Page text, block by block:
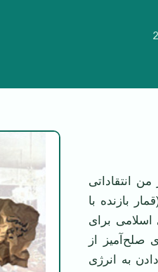
از من انتقاداتی
بازنده با
برای
از
به انرژی